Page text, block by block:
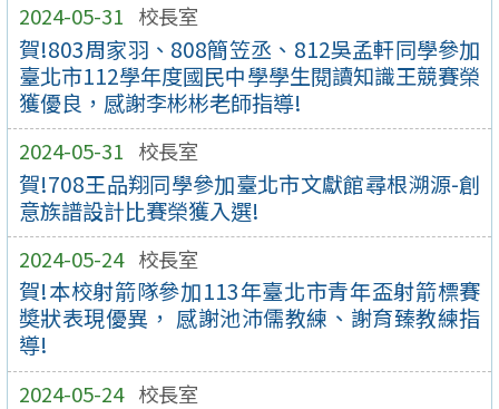
2024-05-31 校長室
賀!803周家羽、808簡笠丞、812吳孟軒同學參加
臺北市112學年度國民中學學生閱讀知識王競賽榮
獲優良，感謝李彬彬老師指導!
2024-05-31 校長室
賀!708王品翔同學參加臺北市文獻館尋根溯源-創
意族譜設計比賽榮獲入選!
2024-05-24 校長室
賀!本校射箭隊參加113年臺北市青年盃射箭標賽
奬狀表現優異， 感謝池沛儒教練、謝育臻教練指
導!
2024-05-24 校長室